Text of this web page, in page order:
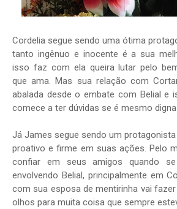
Cordelia segue sendo uma ótima
tanto ingênuo e inocente é a sua
isso faz com ela queira lutar pelo
que ama. Mas sua relação com
abalada desde o embate com Belial e
comece a ter dúvidas se é mesmo
Já James segue sendo um
proativo e firme em suas ações. Pelo
confiar em seus amigos quando
envolvendo Belial, principalmente em
com sua esposa de mentirinha vai
olhos para muita coisa que sempre